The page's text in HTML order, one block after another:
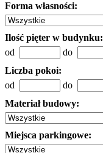
Forma własności:
Ilość pięter w budynku:
od
do
Liczba pokoi:
od
do
Materiał budowy:
Miejsca parkingowe: